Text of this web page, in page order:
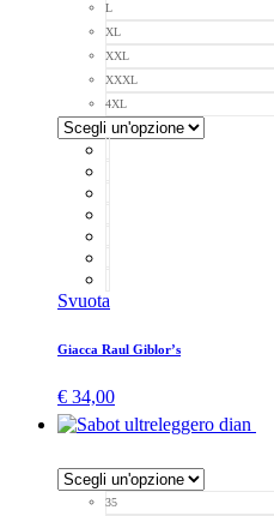
L
XL
XXL
XXXL
4XL
Svuota
Giacca Raul Giblor’s
€ 34,00
35